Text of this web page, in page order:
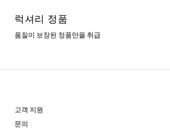
럭셔리 정품
품질이 보장된 정품만을 취급
고객 지원
문의